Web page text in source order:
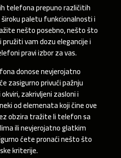
telefona prepuno različitih
paletu funkcionalnosti i
nešto posebno, nešto što
vam dozu elegancije i
pravi izbor za vas.
donose nevjerojatno
zasigurno privući pažnju
zakrivljeni zasloni i
od elemenata koji čine ove
obzira tražite li telefon sa
ili nevjerojatno glatkim
ćete pronaći nešto što
kriterije.